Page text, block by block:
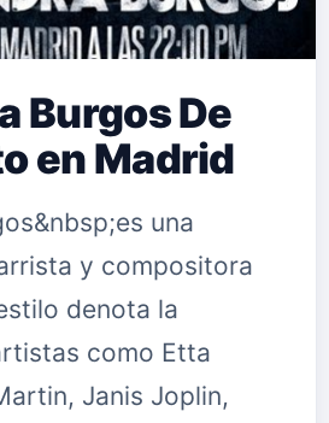
Burgos De
en Madrid
una
y compositora
denota la
como Etta
Janis Joplin,